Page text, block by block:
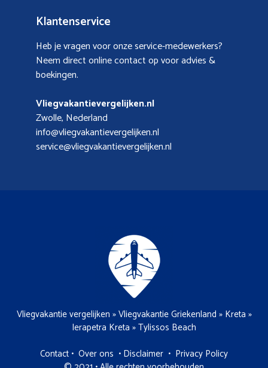
Klantenservice
Heb je vragen voor onze service-medewerkers?
Neem direct online contact op voor advies &
boekingen.
Vliegvakantievergelijken.nl
Zwolle, Nederland
info@vliegvakantievergelijken.nl
service@vliegvakantievergelijken.nl
Vliegvakantie vergelijken »Vliegvakantie Griekenland » Kreta »
Ierapetra Kreta »Tylissos Beach
Contact • Over ons • Disclaimer • Privacy Policy